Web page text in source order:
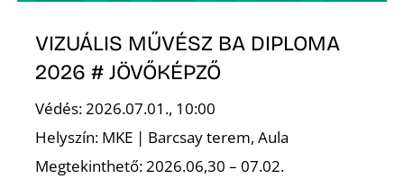
VIZUÁLIS MŰVÉSZ BA DIPLOMA
2026 # JÖVŐKÉPZŐ
Védés: 2026.07.01., 10:00
Helyszín: MKE | Barcsay terem, Aula
Megtekinthető: 2026.06,30 – 07.02.